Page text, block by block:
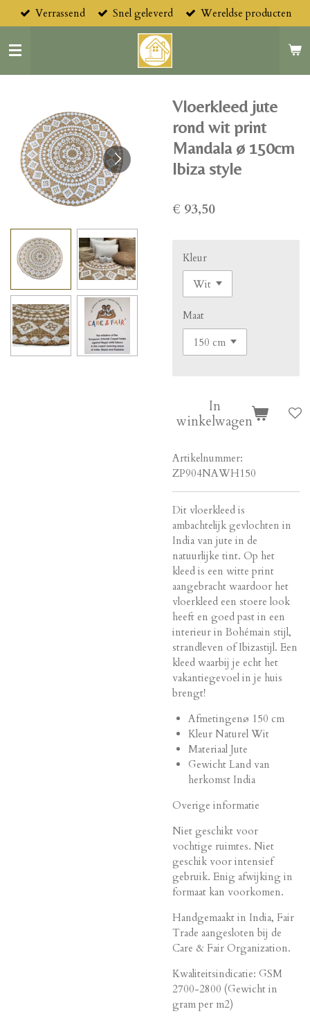
direct
naar
de
hoofdinhoud
Verrassend Snel geleverd Wereldse producten
Vloerkleed jute
rond wit print
Mandala ø 150cm
Ibiza style
€ 93,50
Kleur
Maat
In
winkelwagen
Artikelnummer:
ZP904NAWH150
Dit vloerkleed is
ambachtelijk gevlochten in
India van jute in de
natuurlijke tint. Op het
kleed is een witte print
aangebracht waardoor het
vloerkleed een stoere look
heeft en goed past in een
interieur in Bohémain stijl,
strandleven of Ibizastijl. Een
kleed waarbij je echt het
vakantiegevoel in je huis
brengt!
Afmetingenø 150 cm
Kleur Naturel Wit
Materiaal Jute
Gewicht Land van
herkomst India
Overige informatie
Niet geschikt voor
vochtige ruimtes. Niet
geschik voor intensief
gebruik. Enig afwijking in
formaat kan voorkomen.
Handgemaakt in India, Fair
Trade aangesloten bij de
Care & Fair Organization.
Kwaliteitsindicatie: GSM
2700-2800 (Gewicht in
gram per m2)